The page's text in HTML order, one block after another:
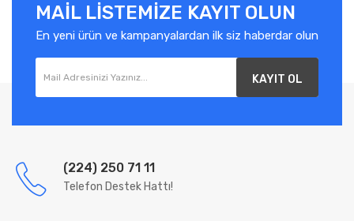
MAIL LISTEMIZE KAYIT OLUN
En yeni ürün ve kampanyalardan ilk siz haberdar olun
KAYIT OL
(224) 250 71 11
Telefon Destek Hattı!